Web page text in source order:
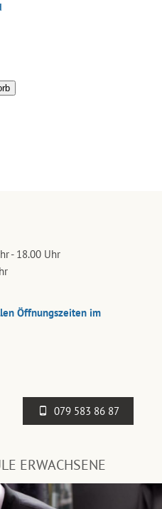
- 18.00 Uhr
Öffnungszeiten im
079 583 86 87
ERWACHSENE